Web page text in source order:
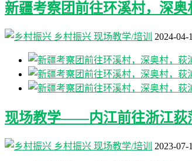
新疆考察团前往环溪村，深
乡村振兴 现场教学/培训 2024-04-
现场教学——内江前往浙江荻
乡村振兴 现场教学/培训 2023-07-